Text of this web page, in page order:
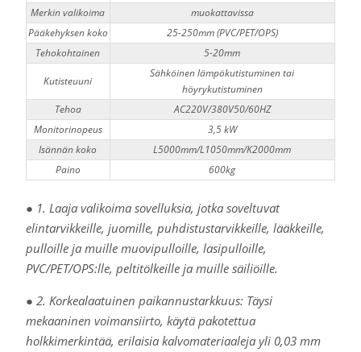
Merkin valikoima
muokattavissa
Pääkehyksen koko
25-250mm (PVC/PET/OPS)
Tehokohtainen
5-20mm
Kutisteuuni
Sähköinen lämpökutistuminen tai
höyrykutistuminen
Tehoa
AC220V/380V50/60HZ
Monitorinopeus
3,5 kW
Isännän koko
L5000mm/L1050mm/K2000mm
Paino
600kg
● 1. Laaja valikoima sovelluksia, jotka soveltuvat
elintarvikkeille, juomille, puhdistustarvikkeille, lääkkeille,
pulloille ja muille muovipulloille, lasipulloille,
PVC/PET/OPS:lle, peltitölkeille ja muille säiliöille.
● 2. Korkealaatuinen paikannustarkkuus: Täysi
mekaaninen voimansiirto, käytä pakotettua
holkkimerkintää, erilaisia kalvomateriaaleja yli 0,03 mm